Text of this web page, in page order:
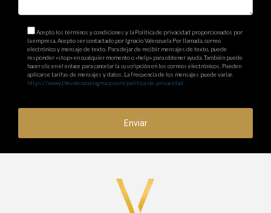
Acepto los términos y condiciones y la Política de privacidad proporcionados por
la empresa. Acepto ser contactado por Ignacio Valenzuela Por llamada, correo
electrónico y mensaje de texto. Para dejar de recibir mensajes de texto, puede
responder «stop» en cualquier momento o «help» para obtener ayuda. También puede
hacer clic en el enlace para cancelar la suscripción en los correos electrónicos. Pueden
aplicarse tarifas de mensajes y datos. La frecuencia de los mensajes puede variar.
https://www.thevalenzuelagroup.com/politica-de-privacidad
Enviar